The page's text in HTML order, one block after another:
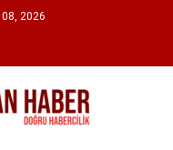
2026